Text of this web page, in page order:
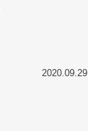
2020.09.29